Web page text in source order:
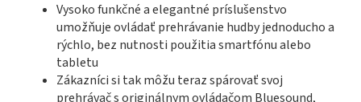
Vysoko funkčné a elegantné príslušenstvo
umožňuje ovládať prehrávanie hudby jednoducho a
rýchlo, bez nutnosti použitia smartfónu alebo
tabletu
Zákazníci si tak môžu teraz spárovať svoj
prehrávač s originálnym ovládačom Bluesound,